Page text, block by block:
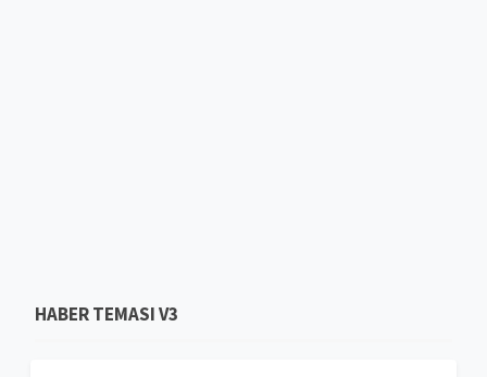
HABER TEMASI V3